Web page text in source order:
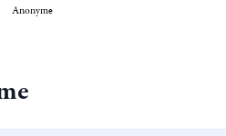
Anonyme